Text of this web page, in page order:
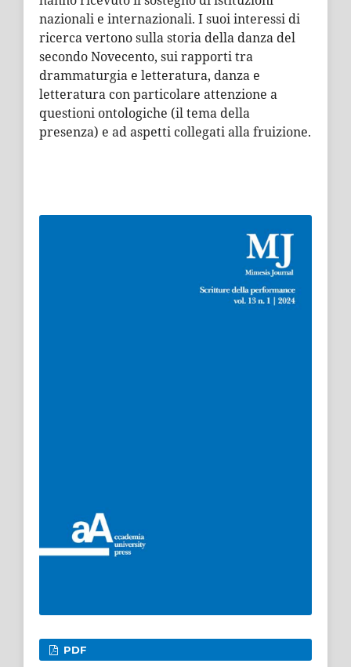
nazionali e internazionali. I suoi interessi di
ricerca vertono sulla storia della danza del
secondo Novecento, sui rapporti tra
drammaturgia e letteratura, danza e
letteratura con particolare attenzione a
questioni ontologiche (il tema della
presenza) e ad aspetti collegati alla fruizione.
PDF